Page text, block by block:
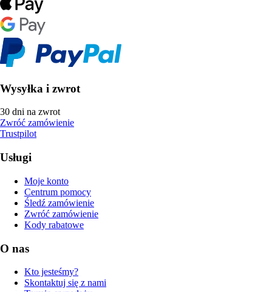
Wysyłka i zwrot
30 dni na zwrot
Zwróć zamówienie
Trustpilot
Usługi
Moje konto
Centrum pomocy
Śledź zamówienie
Zwróć zamówienie
Kody rabatowe
O nas
Kto jesteśmy?
Skontaktuj się z nami